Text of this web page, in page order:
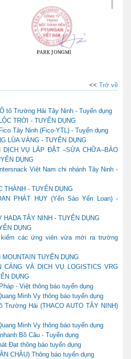
<< Trở về
tô Trường Hải Tây Ninh - Tuyển dụng
TRỜI - TUYỂN DỤNG
Tây Ninh (Fico-YTL) - Tuyển dụng
LÚA VÀNG - TUYỂN DỤNG
DỊCH VỤ LẮP ĐẶT –SỬA CHỮA–BẢO
DỤNG
Việt Nam chi nhánh Tây Ninh -
THÀNH - TUYỂN DỤNG
PHÁT HUY (Yến Sào Yến Loan) -
HADA TÂY NINH - TUYỂN DỤNG
DỤNG
các ứng viên vừa mới ra trường
TUYỂN DỤNG
CẢNG VÀ DỊCH VỤ LOGISTICS VRG
DỤNG
- Việt thông báo tuyển dụng
Minh Vy thông báo tuyển dụng
Trường Hải (THACO AUTO TÂY NINH)
Minh Vy thông báo tuyển dụng
Bồ Câu - Tuyển dụng
Đạt thông báo tuyển dụng
CHÂU) Thông báo tuyển dụng